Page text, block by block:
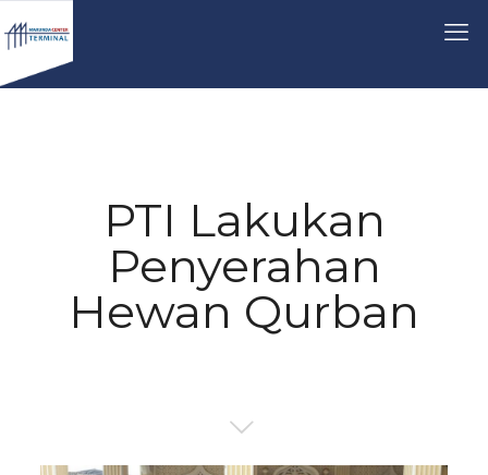
PTI Lakukan
Penyerahan
Hewan Qurban